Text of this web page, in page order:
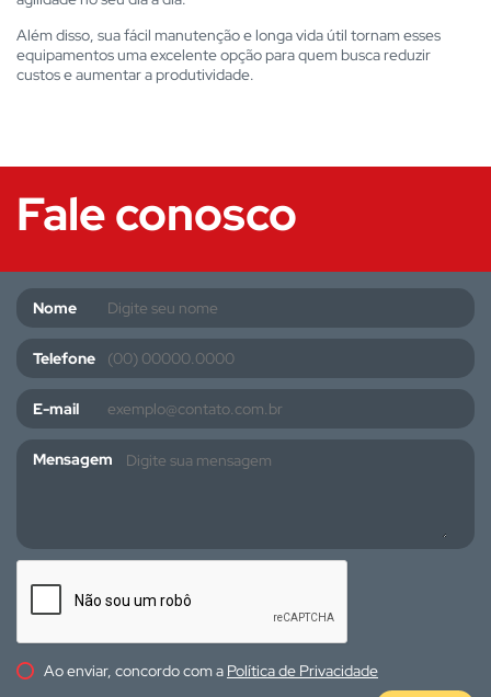
Além disso, sua fácil manutenção e longa vida útil tornam esses
equipamentos uma excelente opção para quem busca reduzir
custos e aumentar a produtividade.
Fale conosco
Nome
Telefone
E-mail
Mensagem
Ao enviar, concordo com a Política de Privacidade